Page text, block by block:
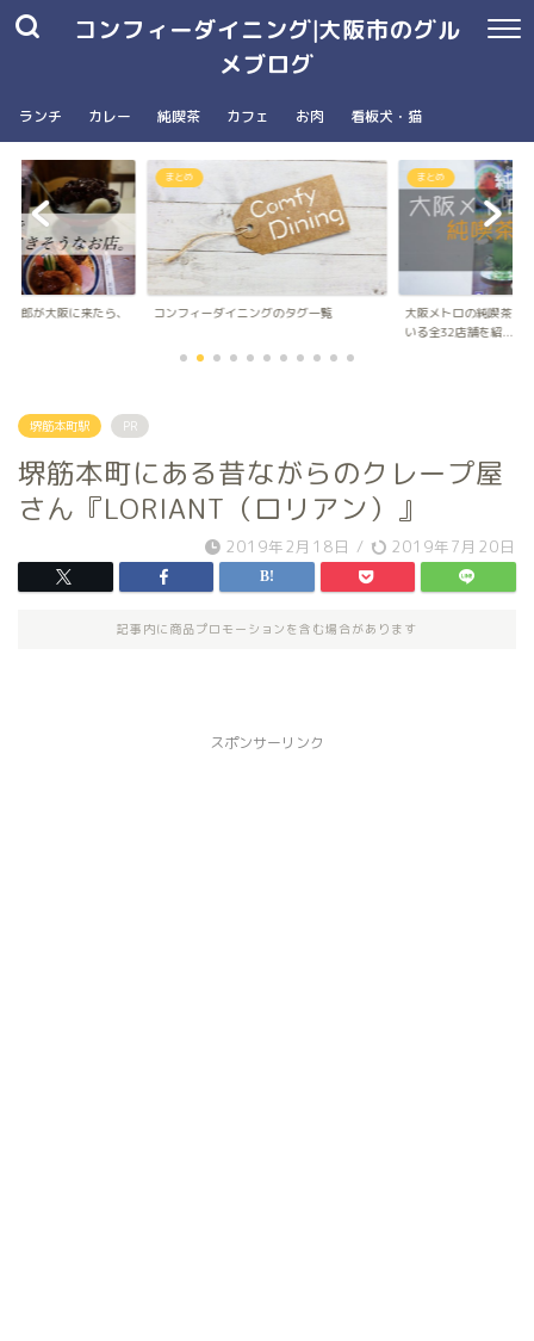
コンフィーダイニング|大阪市のグル
メブログ
ランチ カレー 純喫茶 カフェ お肉 看板犬・猫
グのタグ一覧
まとめ
大阪メトロの純喫茶パンフレットに載って
南森町駅・大阪天満宮駅
台湾朝食専門店wanna
ナ）のメニュ...
堺筋本町駅 PR
堺筋本町にある昔ながらのクレープ屋
さん『LORIANT（ロリアン）』
2019年2月18日 / 2019年7月20日
記事内に商品プロモーションを含む場合があります
スポンサーリンク